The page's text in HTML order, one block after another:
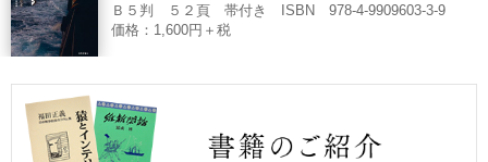
Ｂ５判 ５２頁 帯付き ISBN 978-4-9909603-3-9
価格：1,600円＋税